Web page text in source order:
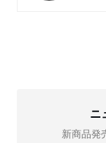
ニ
新商品発